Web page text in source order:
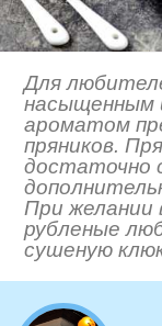
Для
насыщенным
ароматом
пряников.
достаточно
При
рубленые
сушеную